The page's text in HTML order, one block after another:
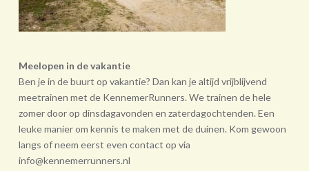
Meelopen in de vakantie
Ben je in de buurt op vakantie? Dan kan je altijd vrijblijvend
meetrainen met de KennemerRunners. We trainen de hele
zomer door op dinsdagavonden en zaterdagochtenden. Een
leuke manier om kennis te maken met de duinen. Kom gewoon
langs of neem eerst even contact op via
info@kennemerrunners.nl